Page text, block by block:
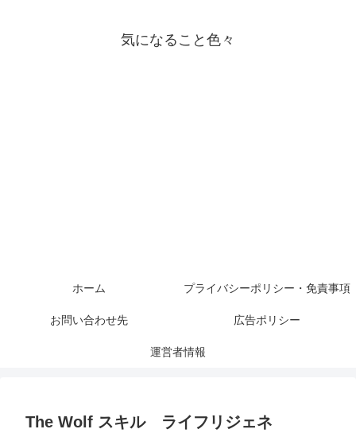
気になること色々
ホーム プライバシーポリシー・免責事項
お問い合わせ先 広告ポリシー
運営者情報
The Wolf スキル ライフリジェネ